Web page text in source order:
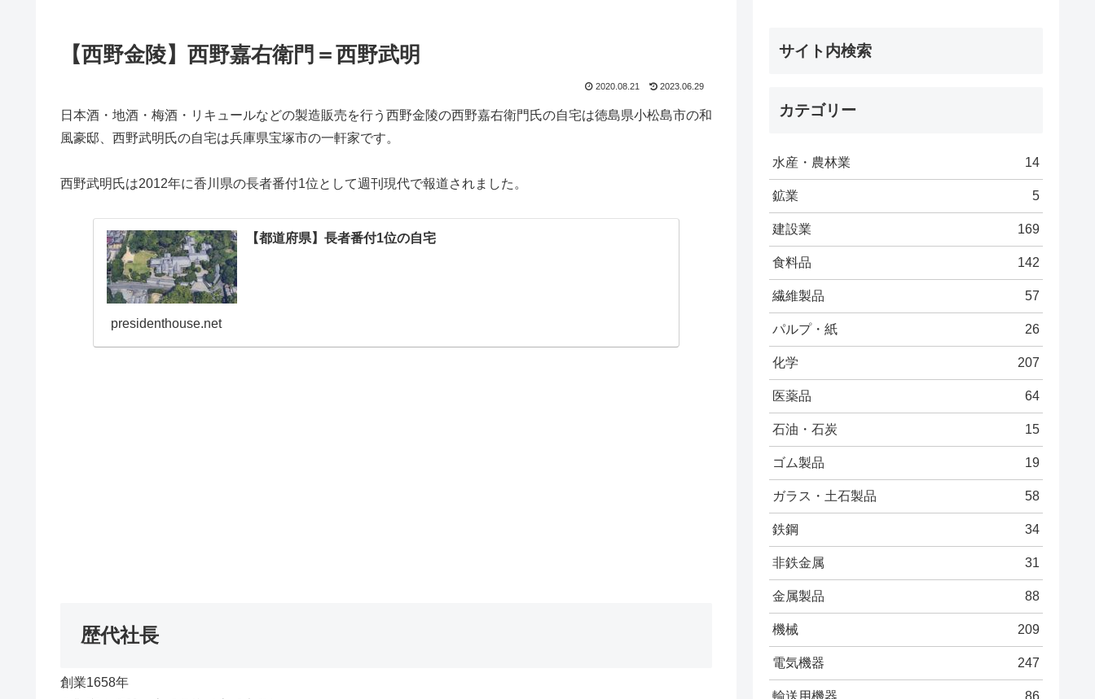
【西野金陵】西野嘉右衛門＝西野武明
2020.08.21 2023.06.29
日本酒・地酒・梅酒・リキュールなどの製造販売を行う西野金陵の西野嘉右衛門氏の自宅は徳島県小松島市の和
風豪邸、西野武明氏の自宅は兵庫県宝塚市の一軒家です。
西野武明氏は2012年に香川県の長者番付1位として週刊現代で報道されました。
【都道府県】長者番付1位の自宅
presidenthouse.net
歴代社長
創業1658年
サイト内検索
カテゴリー
水産・農林業 14
鉱業 5
建設業 169
食料品 142
繊維製品 57
パルプ・紙 26
化学 207
医薬品 64
石油・石炭 15
ゴム製品 19
ガラス・土石製品 58
鉄鋼 34
非鉄金属 31
金属製品 88
機械 209
電気機器 247
輸送用機器 86